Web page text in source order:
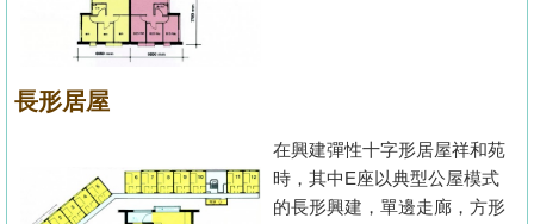
長形居屋
在興建彈性十字形居屋祥和苑
時，其中E座以典型公屋模式
的長形興建，單邊走廊，方形